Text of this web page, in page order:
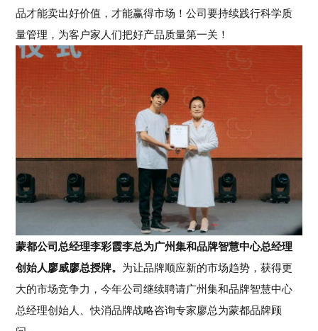
品才能卖出好价值，才能赢得市场！公司要持续践行科学质
量管理，为客户家人们把好产品质量第一关！
蒙都公司总经理李彩霞李总为广州集和品牌智慧中心总经理
创始人廖威廖总授牌。 为让品牌顺应新的市场趋势，获得更
大的市场竞争力，今年公司继续聘请广州集和品牌智慧中心
总经理创始人、快消品牌战略咨询专家廖总为蒙都品牌顾